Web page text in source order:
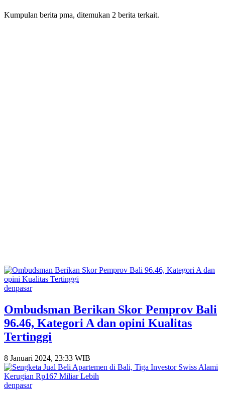
Kumpulan berita pma, ditemukan 2 berita terkait.
denpasar
Ombudsman Berikan Skor Pemprov Bali
96.46, Kategori A dan opini Kualitas
Tertinggi
8 Januari 2024, 23:33 WIB
denpasar